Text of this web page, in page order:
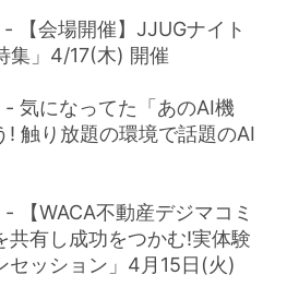
【会場開催】JJUGナイト
集」4/17(木) 開催
気になってた「あのAI機
! 触り放題の環境で話題のAI
【WACA不動産デジマコミ
共有し成功をつかむ!実体験
セッション」4月15日(火)